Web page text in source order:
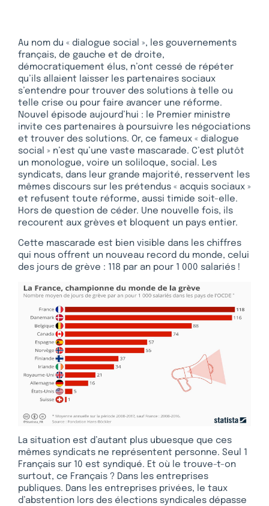
Au nom du « dialogue social », les gouvernements
français, de gauche et de droite,
démocratiquement élus, n’ont cessé de répéter
qu’ils allaient laisser les partenaires sociaux
s’entendre pour trouver des solutions à telle ou
telle crise ou pour faire avancer une réforme.
Nouvel épisode aujourd’hui : le Premier ministre
invite ces partenaires à poursuivre les négociations
et trouver des solutions. Or, ce fameux « dialogue
social » n’est qu’une vaste mascarade. C’est plutôt
un monologue, voire un soliloque, social. Les
syndicats, dans leur grande majorité, resservent les
mêmes discours sur les prétendus « acquis sociaux »
et refusent toute réforme, aussi timide soit-elle.
Hors de question de céder. Une nouvelle fois, ils
recourent aux grèves et bloquent un pays entier.
Cette mascarade est bien visible dans les chiffres
qui nous offrent un nouveau record du monde, celui
des jours de grève : 118 par an pour 1 000 salariés !
La situation est d’autant plus ubuesque que ces
mêmes syndicats ne représentent personne. Seul 1
Français sur 10 est syndiqué. Et où le trouve-t-on
surtout, ce Français ? Dans les entreprises
publiques. Dans les entreprises privées, le taux
d’abstention lors des élections syndicales dépasse